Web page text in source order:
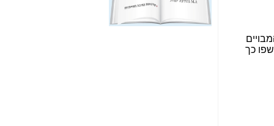
איך כתבות מפנקות
הפכו לפתע לטובת